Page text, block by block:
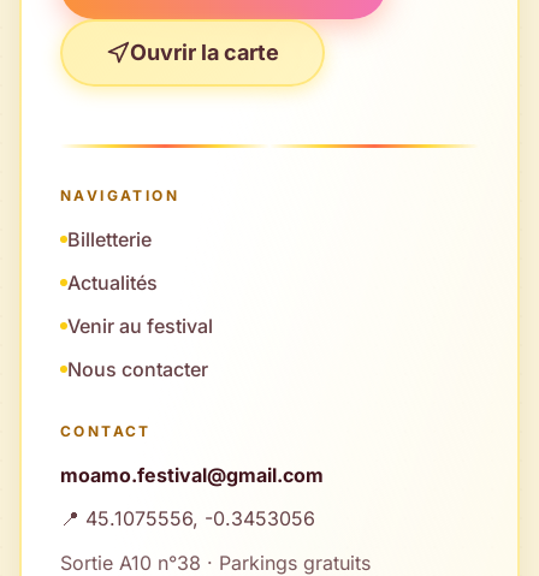
Ouvrir la carte
NAVIGATION
Billetterie
Actualités
Venir au festival
Nous contacter
CONTACT
moamo.festival@gmail.com
📍 45.1075556, -0.3453056
Sortie A10 n°38 · Parkings gratuits